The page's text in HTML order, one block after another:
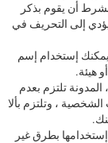
ﺃﻥ ﻳﻘﻮﻡ ﺑﺬﻛﺮ
ﺇﻟﻰ ﺍﻟﺘﺤﺮﻳﻒ ﻓﻲ
إﺳﺘﺨﺪﺍﻡ إﺳﻢ
ﻫﻴﺌﺔ.
ﺗﻠﺘﺰﻡ ﺑﻌﺪﻡ
، ﻭﺗﻠﺘﺰﻡ ﺑﺄﻻ
ﺑﻄﺮﻕ ﻏﻴﺮ